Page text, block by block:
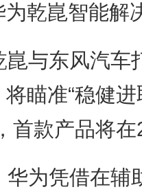
乾崑智能解
崑与东风汽车
瞄准“稳健
首款产品将
华为凭借在